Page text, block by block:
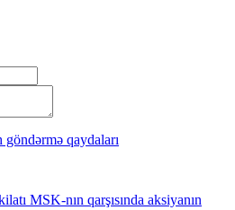
göndərmə qaydaları